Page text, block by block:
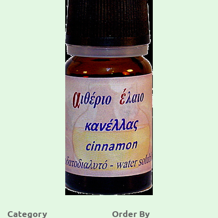
Category Order By